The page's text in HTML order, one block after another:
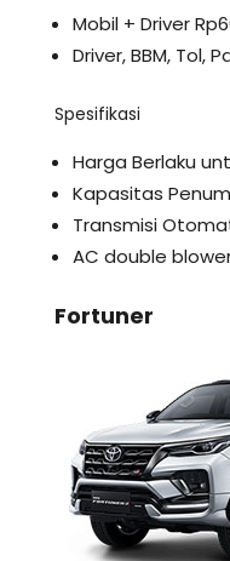
Mobil + Driver
Driver, BBM, Tol,
Spesifikasi
Harga Berlaku
Kapasitas
Transmisi
AC double
Fortuner